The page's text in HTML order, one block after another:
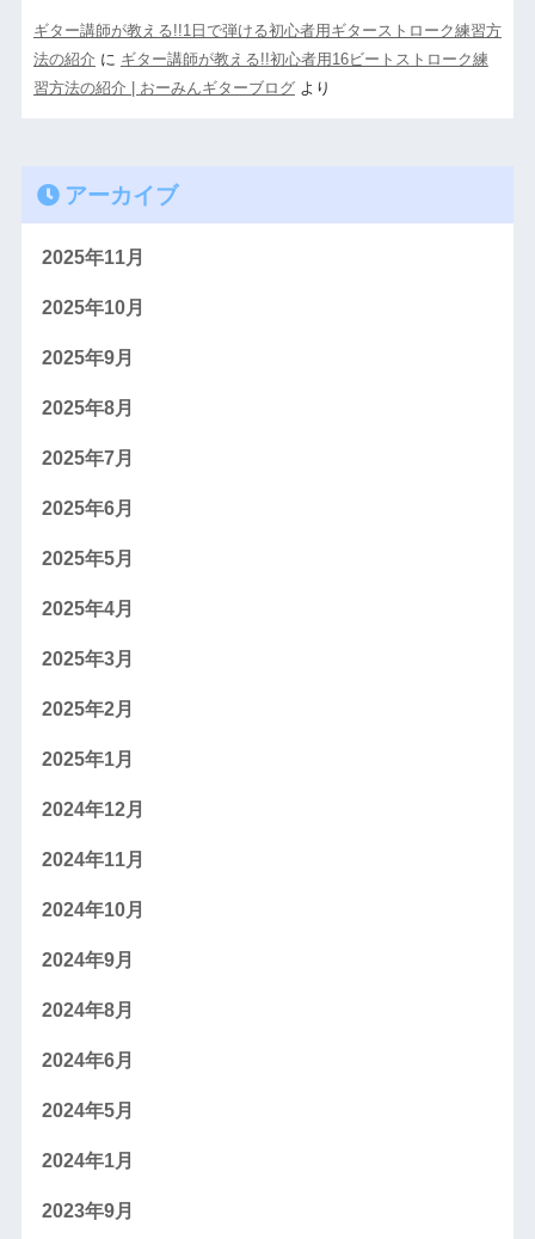
ギター講師が教える!!1日で弾ける初心者用ギターストローク練習方
法の紹介 に ギター講師が教える!!初心者用16ビートストローク練
習方法の紹介 | おーみんギターブログより
アーカイブ
2025年11月
2025年10月
2025年9月
2025年8月
2025年7月
2025年6月
2025年5月
2025年4月
2025年3月
2025年2月
2025年1月
2024年12月
2024年11月
2024年10月
2024年9月
2024年8月
2024年6月
2024年5月
2024年1月
2023年9月